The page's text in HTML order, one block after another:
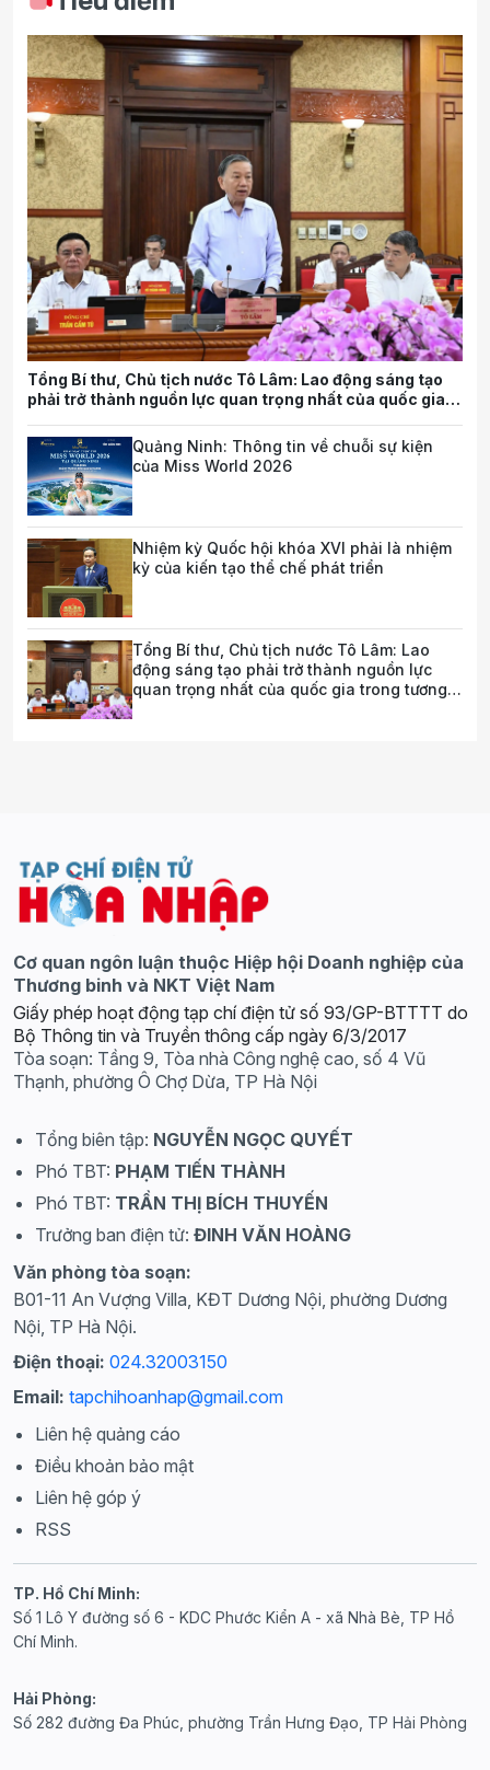
Tổng Bí thư, Chủ tịch nước Tô Lâm: Lao động sáng tạo
phải trở thành nguồn lực quan trọng nhất của quốc gia
Quảng Ninh: Thông tin về chuỗi sự kiện
của Miss World 2026
Nhiệm kỳ Quốc hội khóa XVI phải là nhiệm
kỳ của kiến tạo thể chế phát triển
Tổng Bí thư, Chủ tịch nước Tô Lâm: Lao
động sáng tạo phải trở thành nguồn lực
quan trọng nhất của quốc gia trong tương
Cơ quan ngôn luận thuộc Hiệp hội Doanh nghiệp của
Thương binh và NKT Việt Nam
Giấy phép hoạt động tạp chí điện tử số 93/GP-BTTTT do
Bộ Thông tin và Truyền thông cấp ngày 6/3/2017
Tòa soạn: Tầng 9, Tòa nhà Công nghệ cao, số 4 Vũ
Thạnh, phường Ô Chợ Dừa, TP Hà Nội
Tổng biên tập: NGUYỄN NGỌC QUYẾT
Phó TBT: PHẠM TIẾN THÀNH
Phó TBT: TRẦN THỊ BÍCH THUYẾN
Trưởng ban điện tử: ĐINH VĂN HOÀNG
Văn phòng tòa soạn:
B01-11 An Vượng Villa, KĐT Dương Nội, phường Dương
Nội, TP Hà Nội.
Điện thoại: 024.32003150
Email: tapchihoanhap@gmail.com
Liên hệ quảng cáo
Điều khoản bảo mật
Liên hệ góp ý
RSS
TP. Hồ Chí Minh:
Số 1 Lô Y đường số 6 - KDC Phước Kiển A - xã Nhà Bè, TP Hồ
Chí Minh.
Hải Phòng:
Số 282 đường Đa Phúc, phường Trần Hưng Đạo, TP Hải Phòng